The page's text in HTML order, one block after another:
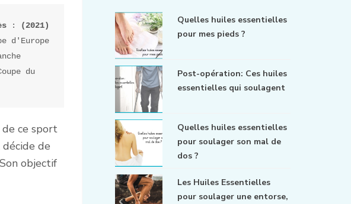
:
(2021)
d'Europe
du
de ce sport
de
objectif
Quelles huiles essentielles
pour mes pieds ?
Post-opération: Ces huiles
essentielles qui soulagent
Quelles huiles essentielles
pour soulager son mal de
dos ?
Les Huiles Essentielles
pour soulager une entorse,